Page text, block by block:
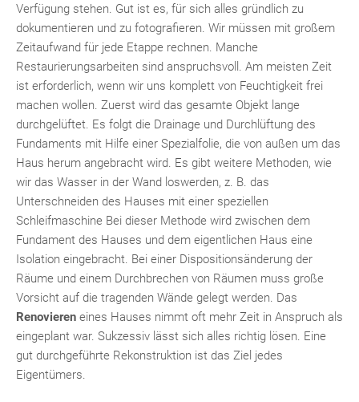
ebo agr tter eres ed ats
Verfügung stehen. Gut ist es, für sich alles gründlich zu
dokumentieren und zu fotografieren. Wir müssen mit großem
Zeitaufwand für jede Etappe rechnen. Manche
Restaurierungsarbeiten sind anspruchsvoll. Am meisten Zeit
ist erforderlich, wenn wir uns komplett von Feuchtigkeit frei
machen wollen. Zuerst wird das gesamte Objekt lange
durchgelüftet. Es folgt die Drainage und Durchlüftung des
Fundaments mit Hilfe einer Spezialfolie, die von außen um das
Haus herum angebracht wird. Es gibt weitere Methoden, wie
wir das Wasser in der Wand loswerden, z. B. das
Unterschneiden des Hauses mit einer speziellen
Schleifmaschine Bei dieser Methode wird zwischen dem
Fundament des Hauses und dem eigentlichen Haus eine
Isolation eingebracht. Bei einer Dispositionsänderung der
Räume und einem Durchbrechen von Räumen muss große
Vorsicht auf die tragenden Wände gelegt werden. Das
Renovieren eines Hauses nimmt oft mehr Zeit in Anspruch als
eingeplant war. Sukzessiv lässt sich alles richtig lösen. Eine
gut durchgeführte Rekonstruktion ist das Ziel jedes
Eigentümers.